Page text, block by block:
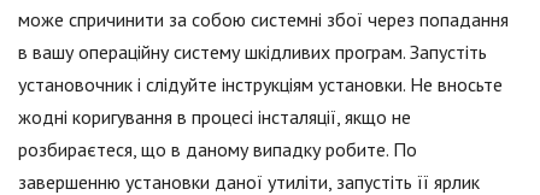
може спричинити за собою системні збої через попадання
в вашу операційну систему шкідливих програм. Запустіть
установочник і слідуйте інструкціям установки. Не вносьте
жодні коригування в процесі інсталяції, якщо не
розбираєтеся, що в даному випадку робите. По
завершенню установки даної утиліти, запустіть її ярлик